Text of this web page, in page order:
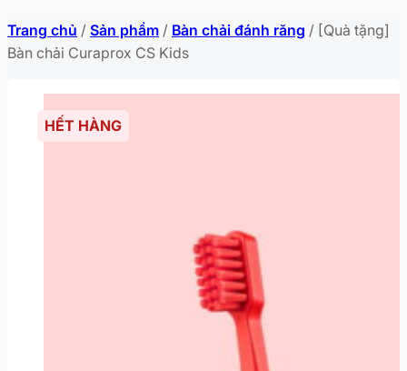
Trang chủ / Sản phẩm / Bàn chải đánh răng / [Quà tặng]
Bàn chải Curaprox CS Kids
HẾT HÀNG